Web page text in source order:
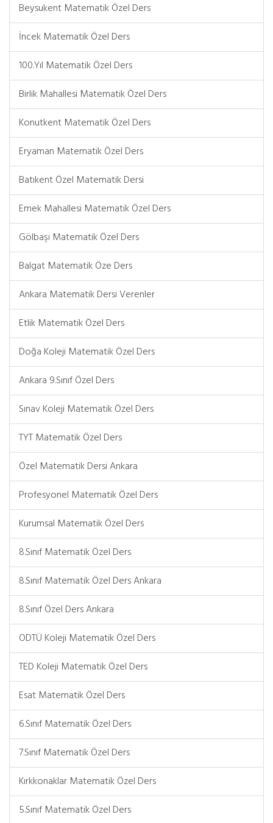
Beysukent Matematik Özel Ders
İncek Matematik Özel Ders
100.Yıl Matematik Özel Ders
Birlik Mahallesi Matematik Özel Ders
Konutkent Matematik Özel Ders
Eryaman Matematik Özel Ders
Batıkent Özel Matematik Dersi
Emek Mahallesi Matematik Özel Ders
Gölbaşı Matematik Özel Ders
Balgat Matematik Öze Ders
Ankara Matematik Dersi Verenler
Etlik Matematik Özel Ders
Doğa Koleji Matematik Özel Ders
Ankara 9.Sınıf Özel Ders
Sınav Koleji Matematik Özel Ders
TYT Matematik Özel Ders
Özel Matematik Dersi Ankara
Profesyonel Matematik Özel Ders
Kurumsal Matematik Özel Ders
8.Sınıf Matematik Özel Ders
8.Sınıf Matematik Özel Ders Ankara
8.Sınıf Özel Ders Ankara
ODTÜ Koleji Matematik Özel Ders
TED Koleji Matematik Özel Ders
Esat Matematik Özel Ders
6.Sınıf Matematik Özel Ders
7.Sınıf Matematik Özel Ders
Kırkkonaklar Matematik Özel Ders
5.Sınıf Matematik Özel Ders